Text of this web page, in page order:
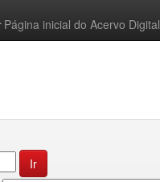
Página inicial do Acervo Digital